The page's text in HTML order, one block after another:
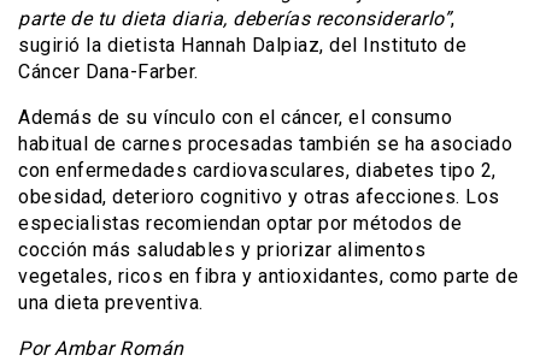
parte de tu dieta diaria, deberías reconsiderarlo”,
sugirió la dietista Hannah Dalpiaz, del Instituto de
Cáncer Dana-Farber.
Además de su vínculo con el cáncer, el consumo
habitual de carnes procesadas también se ha asociado
con enfermedades cardiovasculares, diabetes tipo 2,
obesidad, deterioro cognitivo y otras afecciones. Los
especialistas recomiendan optar por métodos de
cocción más saludables y priorizar alimentos
vegetales, ricos en fibra y antioxidantes, como parte de
una dieta preventiva.
Por Ambar Román